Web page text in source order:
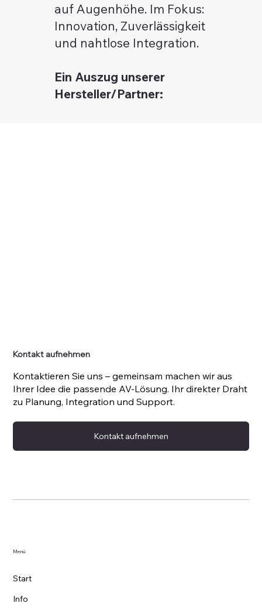
auf Augenhöhe. Im Fokus:
Innovation, Zuverlässigkeit
und nahtlose Integration.
Ein Auszug unserer
Hersteller/Partner:
Kontakt aufnehmen
Kontaktieren Sie uns – gemeinsam machen wir aus
Ihrer Idee die passende AV-Lösung. Ihr direkter Draht
zu Planung, Integration und Support.
Kontakt aufnehmen
Menü
Start
Info